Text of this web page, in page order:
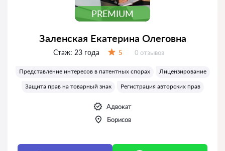
PREMIUM
Заленская Екатерина Олеговна
Стаж: 23 года 5 Отзывов:
0 отзывов
Представление интересов в патентных спорах
Лицензирование
Защита прав на товарный знак
Регистрация авторских прав
Адвокат
Борисов